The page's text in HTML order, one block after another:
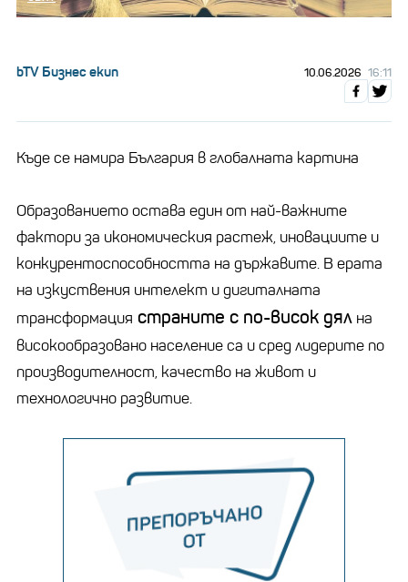
bTV Бизнес екип 10.06.2026 16:11
Къде се намира България в глобалната картина
Образованието остава един от най-важните
фактори за икономическия растеж, иновациите и
конкурентоспособността на държавите. В ерата
на изкуствения интелект и дигиталната
трансформация страните с по-висок дял на
високообразовано население са и сред лидерите по
производителност, качество на живот и
технологично развитие.